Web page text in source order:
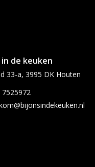
in de keuken
33-a, 3995 DK Houten
7525972